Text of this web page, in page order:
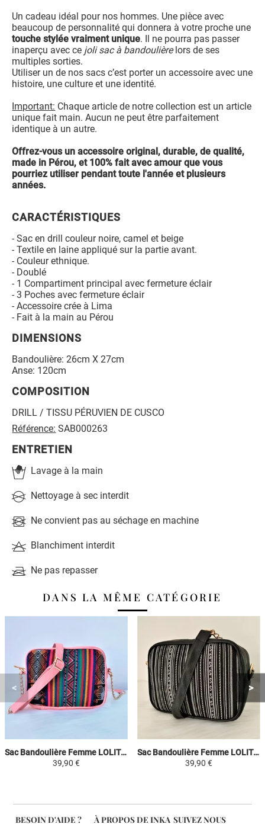
Un cadeau idéal pour nos hommes. Une pièce avec
beaucoup de personnalité qui donnera à votre proche une
touche stylée vraiment unique. Il ne pourra pas passer
inaperçu avec ce joli sac à bandoulièrelors de ses
multiples sorties.
Utiliser un de nos sacs c’est porter un accessoire avec une
histoire, une culture et une identité.
Important: Chaque article de notre collection est un article
unique fait main. Aucun ne peut être parfaitement
identique à un autre.
Offrez-vous un accessoire original, durable, de qualité,
made in Pérou, et 100% fait avec amour que vous
pourriez utiliser pendant toute l'année et plusieurs
années.
CARACTÉRISTIQUES
- Sac en drill couleur noire, camel et beige
- Textile en laine appliqué sur la partie avant.
- Couleur ethnique.
- Doublé
- 1 Compartiment principal avec fermeture éclair
- 3 Poches avec fermeture éclair
- Accessoire crée à Lima
- Fait à la main au Pérou
DIMENSIONS
Bandoulière: 26cm X 27cm
Anse: 120cm
COMPOSITION
DRILL / TISSU PÉRUVIEN DE CUSCO
Référence: SAB000263
ENTRETIEN
Lavage à la main
Nettoyage à sec interdit
Ne convient pas au séchage en machine
Blanchiment interdit
Ne pas repasser
DANS LA MÊME CATÉGORIE
Sac Bandoulière Femme LOLITA - Rose / Coloré - Toile Péruvienne Motifs Ethniques
39,90 €
Sac Bandoulière Femme LOLITA - Blanc / Noir - Toile Péruvienne Motifs Ethniques
39,90 €
BESOIN D'AIDE ? À PROPOS DE INKA SUIVEZ NOUS